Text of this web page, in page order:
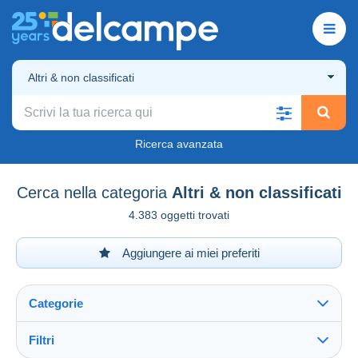
Altri & non classificati
Ricerca avanzata
Cerca nella categoria Altri & non classificati
4.383 oggetti trovati
Aggiungere ai miei preferiti
Categorie
Filtri